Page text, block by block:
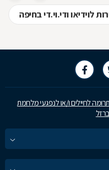
לוידיאו ודי.וי.די בחיפה
לחיילים ו/או לנפגעי מלחמת